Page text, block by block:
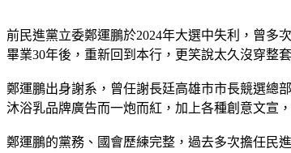
前民進黨立委鄭運鵬於2024年大選中失利，曾多
畢業30年後，重新回到本行，更笑說太久沒穿整
鄭運鵬出身謝系，曾任謝長廷高雄市市長競選總
沐浴乳品牌廣告而一炮而紅，加上各種創意文宣
鄭運鵬的黨務、國會歷練完整，過去多次擔任民